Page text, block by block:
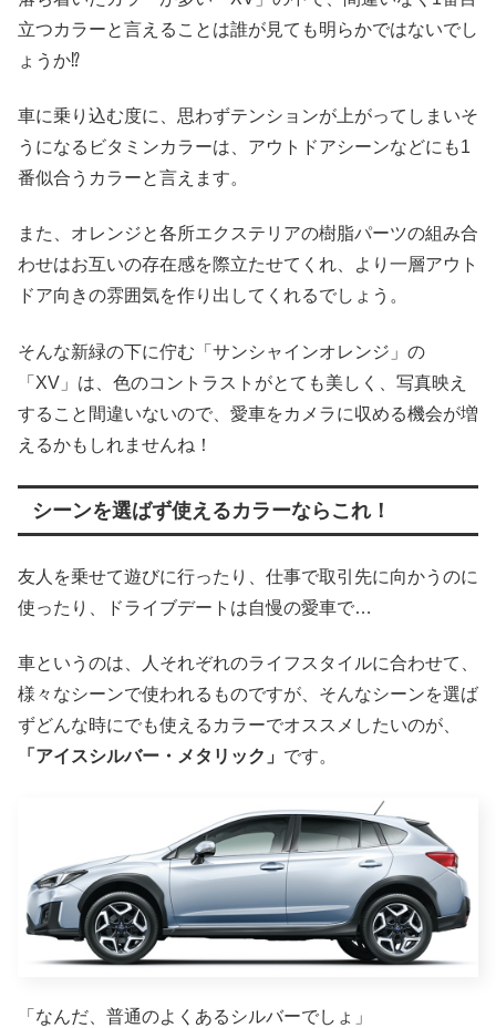
立つカラーと言えることは誰が見ても明らかではないでし
ょうか⁉︎
車に乗り込む度に、思わずテンションが上がってしまいそ
うになるビタミンカラーは、アウトドアシーンなどにも1
番似合うカラーと言えます。
また、オレンジと各所エクステリアの樹脂パーツの組み合
わせはお互いの存在感を際立たせてくれ、より一層アウト
ドア向きの雰囲気を作り出してくれるでしょう。
そんな新緑の下に佇む「サンシャインオレンジ」の
「XV」は、色のコントラストがとても美しく、写真映え
すること間違いないので、愛車をカメラに収める機会が増
えるかもしれませんね！
シーンを選ばず使えるカラーならこれ！
友人を乗せて遊びに行ったり、仕事で取引先に向かうのに
使ったり、ドライブデートは自慢の愛車で…
車というのは、人それぞれのライフスタイルに合わせて、
様々なシーンで使われるものですが、そんなシーンを選ば
ずどんな時にでも使えるカラーでオススメしたいのが、
「アイスシルバー・メタリック」 です。
「なんだ、普通のよくあるシルバーでしょ」